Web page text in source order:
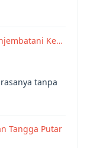
Ke…
tanpa
Tangga Putar